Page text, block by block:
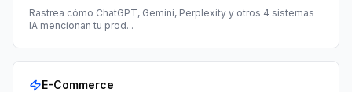
Rastrea cómo ChatGPT, Gemini, Perplexity y otros 4 sistemas
IA mencionan tu prod...
E-Commerce